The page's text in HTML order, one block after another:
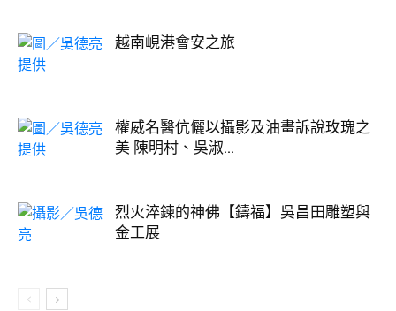
越南峴港會安之旅
權威名醫伉儷以攝影及油畫訴說玫瑰之
美 陳明村、吳淑...
烈火淬鍊的神佛【鑄福】吳昌田雕塑與
金工展